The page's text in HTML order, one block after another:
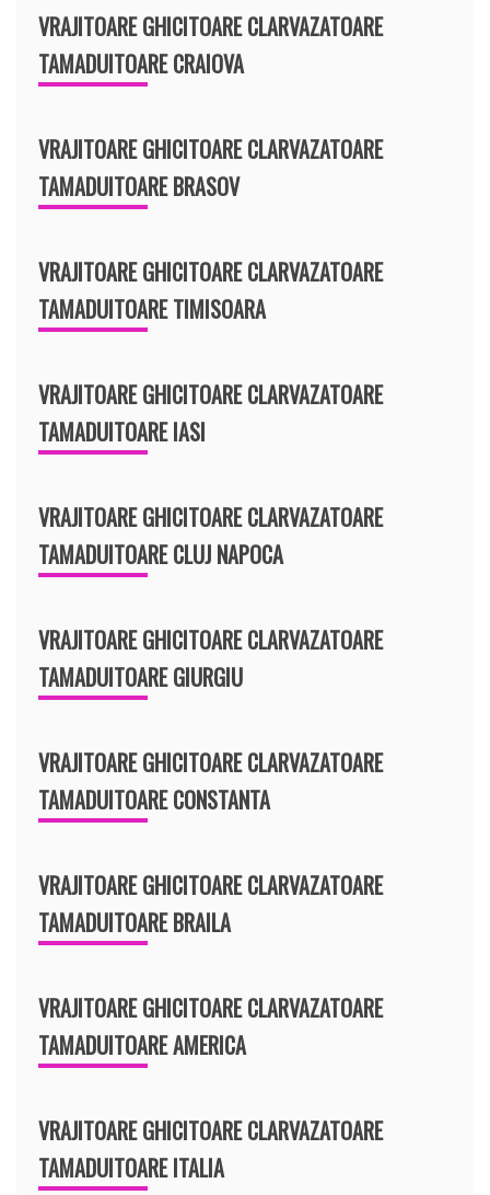
VRAJITOARE GHICITOARE CLARVAZATOARE
TAMADUITOARE CRAIOVA
VRAJITOARE GHICITOARE CLARVAZATOARE
TAMADUITOARE BRASOV
VRAJITOARE GHICITOARE CLARVAZATOARE
TAMADUITOARE TIMISOARA
VRAJITOARE GHICITOARE CLARVAZATOARE
TAMADUITOARE IASI
VRAJITOARE GHICITOARE CLARVAZATOARE
TAMADUITOARE CLUJ NAPOCA
VRAJITOARE GHICITOARE CLARVAZATOARE
TAMADUITOARE GIURGIU
VRAJITOARE GHICITOARE CLARVAZATOARE
TAMADUITOARE CONSTANTA
VRAJITOARE GHICITOARE CLARVAZATOARE
TAMADUITOARE BRAILA
VRAJITOARE GHICITOARE CLARVAZATOARE
TAMADUITOARE AMERICA
VRAJITOARE GHICITOARE CLARVAZATOARE
TAMADUITOARE ITALIA